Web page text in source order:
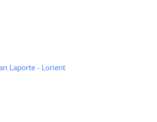
Laporte - Lorient